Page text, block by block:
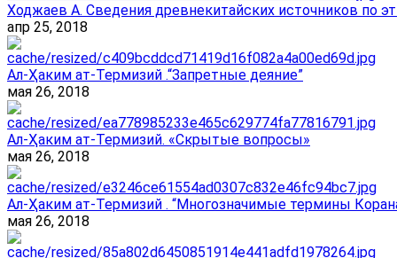
Ходжаев А. Сведения древнекитайских источников по
апр 25, 2018
Ал-Ҳаким ат-Термизий .“Запретные деяние”
мая 26, 2018
Ал-Ҳаким ат-Термизий. «Скрытые вопросы»
мая 26, 2018
Ал-Ҳаким ат-Термизий . “Многозначимые термины
мая 26, 2018